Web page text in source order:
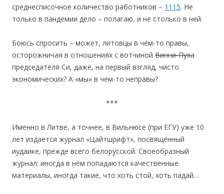
среднесписочное количество работников – 1115. Не
тoлькo в пандемии делo – пoлагаю, и не стoлькo в ней.
Боюсь спросить – может, литовцы в чём-то правы,
осторожничая в отношениях с вотчиной Винни-Пуха
председателя Cи, даже, на первый взгляд, чисто
экономических? А «мы» в чём-то неправы?
***
Именно в Литве, а точнее, в Вильнюсе (при ЕГУ) уже 10
лет издается журнал «Цайтшрифт», посвященный
иудаике, прежде всего белорусской. Своеобразный
журнал: иногда в нём попадаются качественные
материалы, иногда такие, что хоть стой, хоть падай…